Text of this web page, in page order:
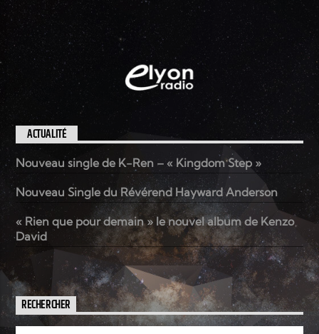
ACTUALITÉ
Nouveau single de K-Ren – « Kingdom Step »
Nouveau Single du Révérend Hayward Anderson
« Rien que pour demain » le nouvel album de Kenzo
David
RECHERCHER